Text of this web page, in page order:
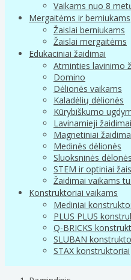
Vaikams nuo 8
Mergaitėms ir berniukams
Žaislai berniukams
Žaislai mergaitėms
Edukaciniai žaidimai
Atminties lavinimo
Domino
Dėlionės vaikams
Kaladėlių dėlionės
Kūrybiškumo
Lavinamieji
Magnetiniai
Medinės dėlionės
Sluoksninės dėlonės
STEM ir optiniai
Žaidimai vaikams
Konstruktoriai vaikams
Mediniai
PLUS PLUS
Q-BRICKS
SLUBAN
STAX konstruktoriai